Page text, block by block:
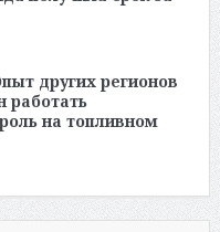
других регионов
работать
на топливном